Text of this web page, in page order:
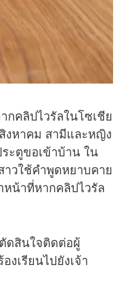
กคลิปไวรัลในโซเชีย
งหาคม สามีและหญิง
ะตูขอเข้าบ้าน ใน
วใช้คำพูดหยาบคาย
หน้าที่หากคลิปไวรัล
ดสินใจติดต่อผู้
งเรียนไปยังเจ้า